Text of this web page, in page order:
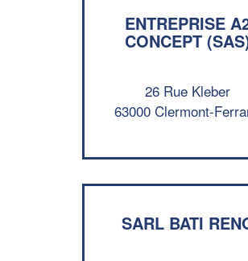
ENTREPRISE
CONCEPT
26 Rue Kleber
63000 Clermont-
SARL BATI